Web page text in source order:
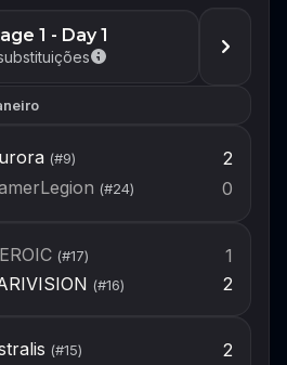
montar seu time quando
evento abrir.
conta
1 - Day 1
(#9)
2
(#24) 0
(#17)
1
(#16) 2
(#15)
2